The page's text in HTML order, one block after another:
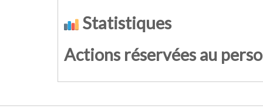
Statistiques
Actions réservées au